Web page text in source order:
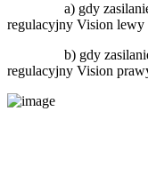
a) gdy zasilanie
regulacyjny Vision lewy
b) gdy zasilanie
regulacyjny Vision